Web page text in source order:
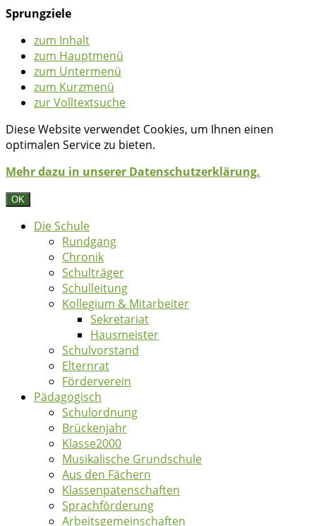
Sprungziele
zum Inhalt
zum Hauptmenü
zum Untermenü
zum Kurzmenü
zur Volltextsuche
Diese Website verwendet Cookies, um Ihnen einen
optimalen Service zu bieten.
Mehr dazu in unserer Datenschutzerklärung.
OK
Die Schule
Rundgang
Chronik
Schulträger
Schulleitung
Kollegium & Mitarbeiter
Sekretariat
Hausmeister
Schulvorstand
Elternrat
Förderverein
Pädagogisch
Schulordnung
Brückenjahr
Klasse2000
Musikalische Grundschule
Aus den Fächern
Klassenpatenschaften
Sprachförderung
Arbeitsgemeinschaften